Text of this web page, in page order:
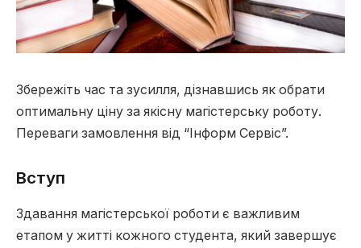
Збережіть час та зусилля, дізнавшись як обрати
оптимальну ціну за якісну магістерську роботу.
Переваги замовлення від “Інформ Сервіс”.
Вступ
Здавання магістерської роботи є важливим
етапом у житті кожного студента, який завершує